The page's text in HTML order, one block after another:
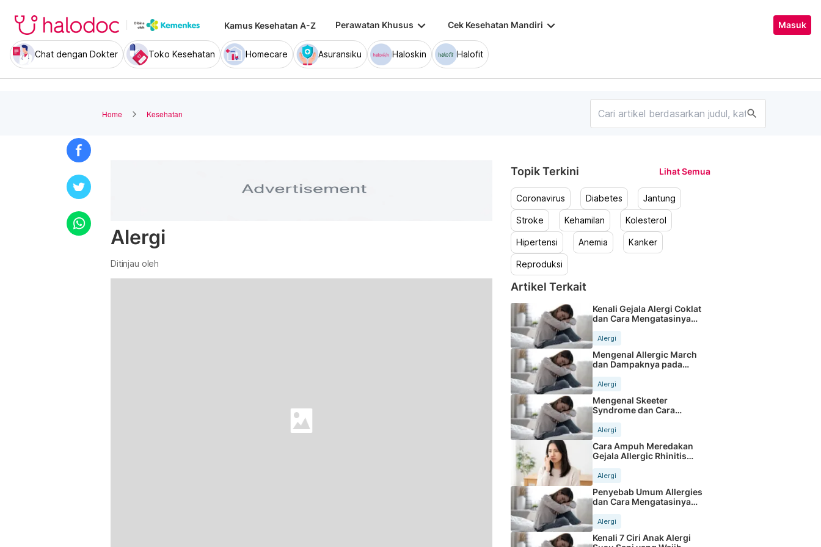
Kamus Kesehatan A-Z Perawatan Khusus keyboard_arrow_down Cek Kesehatan Mandiri keyboard_arrow_down Masuk
Chat dengan Dokter Toko Kesehatan Homecare Asuransiku Haloskin Halofit
Home Kesehatan search
Alergi
Ditinjau oleh
Topik Terkini Lihat Semua
Coronavirus Diabetes Jantung
Stroke Kehamilan Kolesterol
Hipertensi Anemia Kanker
Reproduksi
Artikel Terkait
Kenali Gejala Alergi Coklat
dan Cara Mengatasinya
Alergi
Mengenal Allergic March
dan Dampaknya pada
Alergi
Mengenal Skeeter
Syndrome dan Cara
Alergi
Cara Ampuh Meredakan
Gejala Allergic Rhinitis
Alergi
Penyebab Umum Allergies
dan Cara Mengatasinya
Alergi
Kenali 7 Ciri Anak Alergi